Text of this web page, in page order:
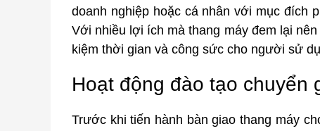
doanh nghiệp hoặc cá nhân với mục đích
Với nhiều lợi ích mà thang máy đem lại
kiệm thời gian và công sức cho người sử
Hoạt động đào tạo chuyển
Trước khi tiến hành bàn giao thang máy